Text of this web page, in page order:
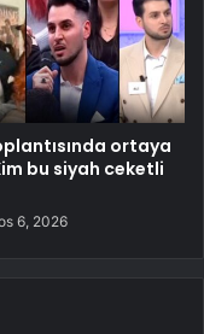
ortaya
bu siyah ceketli
6, 2026